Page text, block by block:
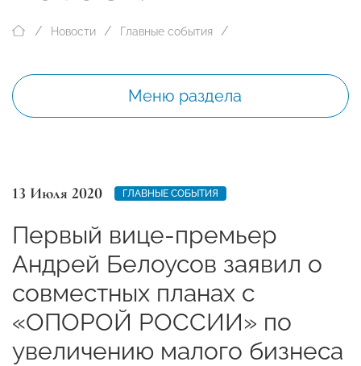
Новости Главные события
Меню раздела
13 Июля 2020 ГЛАВНЫЕ СОБЫТИЯ
Первый вице-премьер
Андрей Белоусов заявил о
совместных планах с
«ОПОРОЙ РОССИИ» по
увеличению малого бизнеса